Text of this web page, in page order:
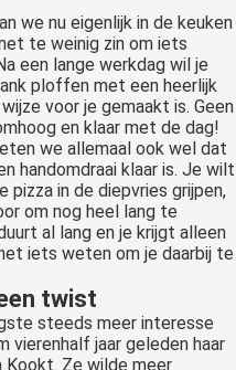
we nu eigenlijk in de keuken
te weinig zin om iets
een lange werkdag wil je
ploffen met een heerlijk
voor je gemaakt is. Geen
en klaar met de dag!
we allemaal ook wel dat
handomdraai klaar is. Je wilt
pizza in de diepvries grijpen,
om nog heel lang te
al lang en je krijgt alleen
iets weten om je daarbij te
twist
steeds meer interesse
vierenhalf jaar geleden haar
Kookt. Ze wilde meer